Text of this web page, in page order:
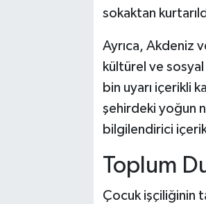
sokaktan
Ayrıca, Akdeniz
kültürel ve sosyal
bin uyarı içerikli
şehirdeki yoğun
bilgilendirici
Toplum
Çocuk işçiliğinin